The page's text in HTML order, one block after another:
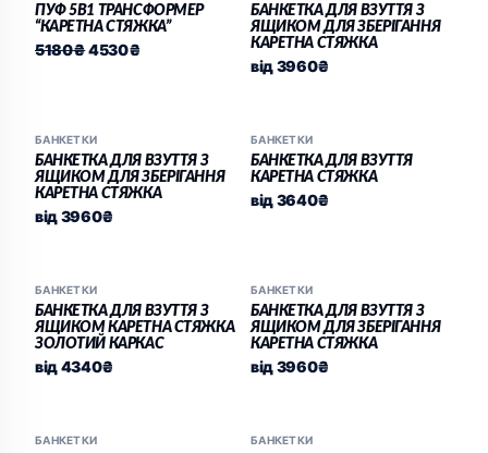
ПУФ 5В1 ТРАНСФОРМЕР
“КАРЕТНА СТЯЖКА”
5180₴4530₴
БАНКЕТКА ДЛЯ ВЗУТТЯ З
ЯЩИКОМ ДЛЯ ЗБЕРІГАННЯ
КАРЕТНА СТЯЖКА
від3960₴
БАНКЕТКИ
БАНКЕТКА ДЛЯ ВЗУТТЯ З
ЯЩИКОМ ДЛЯ ЗБЕРІГАННЯ
КАРЕТНА СТЯЖКА
від3960₴
БАНКЕТКИ
БАНКЕТКА ДЛЯ ВЗУТТЯ
КАРЕТНА СТЯЖКА
від3640₴
БАНКЕТКИ
БАНКЕТКА ДЛЯ ВЗУТТЯ З
ЯЩИКОМ КАРЕТНА СТЯЖКА
ЗОЛОТИЙ КАРКАС
від4340₴
БАНКЕТКИ
БАНКЕТКА ДЛЯ ВЗУТТЯ З
ЯЩИКОМ ДЛЯ ЗБЕРІГАННЯ
КАРЕТНА СТЯЖКА
від3960₴
БАНКЕТКИ БАНКЕТКИ